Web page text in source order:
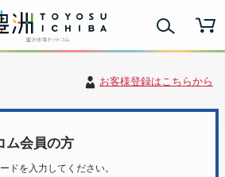
お客様登録はこちらから
ム会員の方
ドを入力してください。